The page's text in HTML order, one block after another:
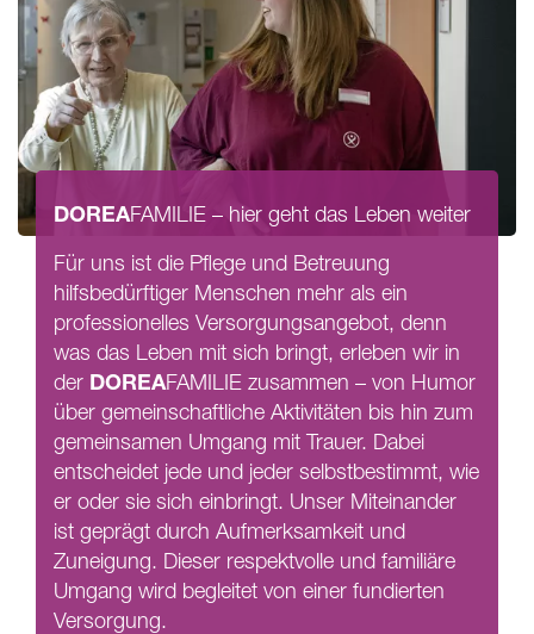
DOREAFAMILIE – hier geht das Leben weiter
Für uns ist die Pflege und Betreuung
hilfsbedürftiger Menschen mehr als ein
professionelles Versorgungsangebot, denn
was das Leben mit sich bringt, erleben wir in
der DOREAFAMILIE zusammen – von Humor
über gemeinschaftliche Aktivitäten bis hin zum
gemeinsamen Umgang mit Trauer. Dabei
entscheidet jede und jeder selbstbestimmt, wie
er oder sie sich einbringt. Unser Miteinander
ist geprägt durch Aufmerksamkeit und
Zuneigung. Dieser respektvolle und familiäre
Umgang wird begleitet von einer fundierten
Versorgung.